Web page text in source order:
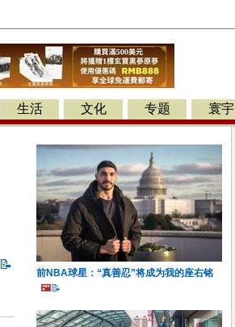
生活 文化 专题 寰宇
📝
前NBA球星：“真善忍”将成为我的座右铭
🖼️📝